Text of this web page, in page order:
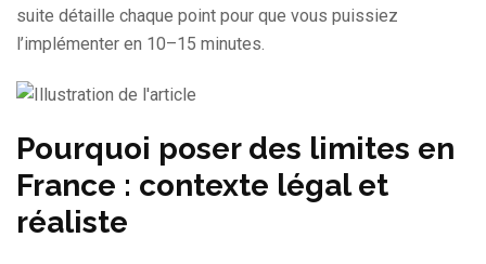
suite détaille chaque point pour que vous puissiez
l’implémenter en 10–15 minutes.
Pourquoi poser des limites en
France : contexte légal et
réaliste